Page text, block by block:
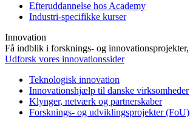
Efteruddannelse hos Academy
Industri-specifikke kurser
Innovation
Få indblik i forsknings- og
Udforsk vores innovationssider
Teknologisk innovation
Innovationshjælp til danske virksomheder
Klynger, netværk og partnerskaber
Forsknings- og udviklingsprojekter (FoU)